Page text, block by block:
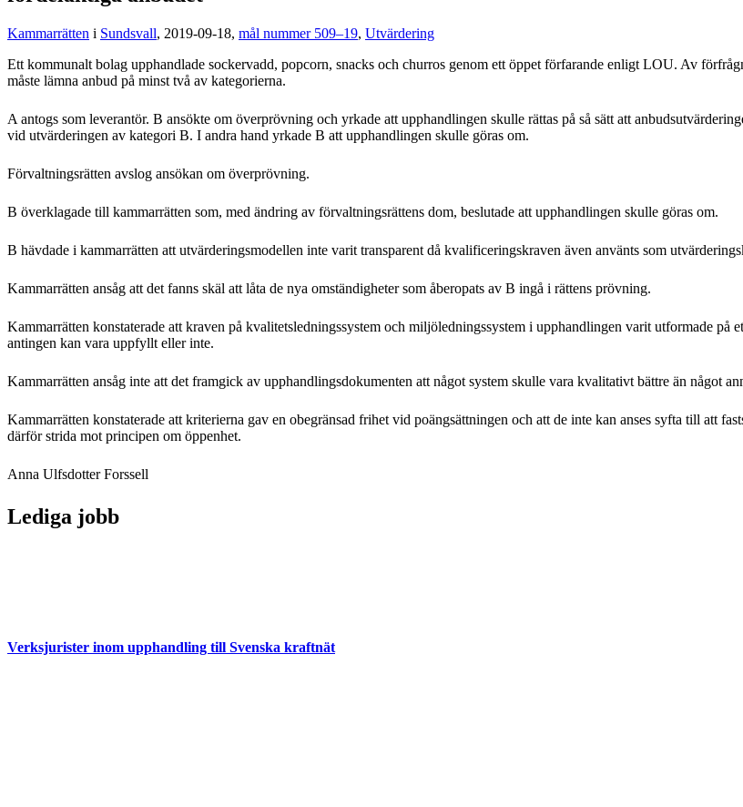
Kammarrätten i Sundsvall, 2019-09-18, mål nummer 509–19, Utvärdering
Ett kommunalt bolag upphandlade sockervadd, popcorn, snacks och churros genom ett öppet förfarande enligt LOU. Av
måste lämna anbud på minst två av kategorierna.
A antogs som leverantör. B ansökte om överprövning och yrkade att upphandlingen skulle rättas på så sätt att
vid utvärderingen av kategori B. I andra hand yrkade B att upphandlingen skulle göras om.
Förvaltningsrätten avslog ansökan om överprövning.
B överklagade till kammarrätten som, med ändring av förvaltningsrättens dom, beslutade att upphandlingen skulle göras om.
B hävdade i kammarrätten att utvärderingsmodellen inte varit transparent då kvalificeringskraven även använts som
Kammarrätten ansåg att det fanns skäl att låta de nya omständigheter som åberopats av B ingå i rättens prövning.
Kammarrätten konstaterade att kraven på kvalitetsledningssystem och miljöledningssystem i upphandlingen varit utformade på
antingen kan vara uppfyllt eller inte.
Kammarrätten ansåg inte att det framgick av upphandlingsdokumenten att något system skulle vara kvalitativt bättre än något
Kammarrätten konstaterade att kriterierna gav en obegränsad frihet vid poängsättningen och att de inte kan anses syfta till att
därför strida mot principen om öppenhet.
Anna Ulfsdotter Forssell
Lediga jobb
Verksjurister inom upphandling till Svenska kraftnät